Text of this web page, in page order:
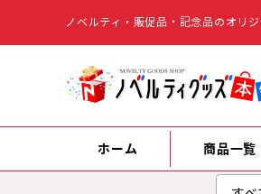
ノベルティ・販促品・記念品のオリ
ホーム 商品一覧